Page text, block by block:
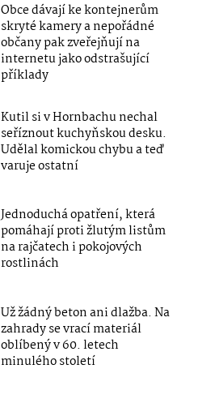
Obce dávají ke kontejnerům
skryté kamery a nepořádné
občany pak zveřejňují na
internetu jako odstrašující
příklady
Kutil si v Hornbachu nechal
seříznout kuchyňskou desku.
Udělal komickou chybu a teď
varuje ostatní
Jednoduchá opatření, která
pomáhají proti žlutým listům
na rajčatech i pokojových
rostlinách
Už žádný beton ani dlažba. Na
zahrady se vrací materiál
oblíbený v 60. letech
minulého století